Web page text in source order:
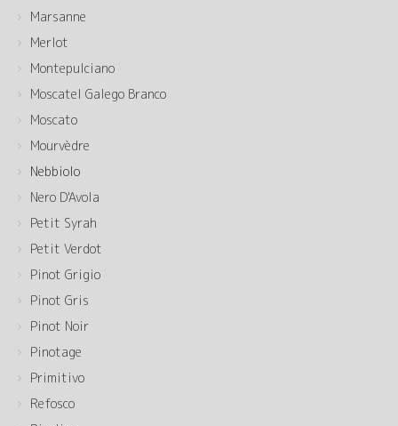
Marsanne
Merlot
Montepulciano
Moscatel Galego Branco
Moscato
Mourvèdre
Nebbiolo
Nero D'Avola
Petit Syrah
Petit Verdot
Pinot Grigio
Pinot Gris
Pinot Noir
Pinotage
Primitivo
Refosco